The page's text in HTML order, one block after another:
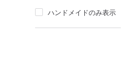
ハンドメイドのみ表示